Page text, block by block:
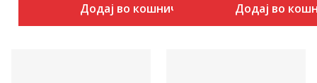
Додај во кошничка Додај во